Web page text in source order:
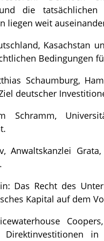
die
liegen weit
Kasachstan
Bedingungen
Schaumburg,
deutscher
Schramm,
Anwaltskanzlei
Das Recht des
Kapital auf dem
in